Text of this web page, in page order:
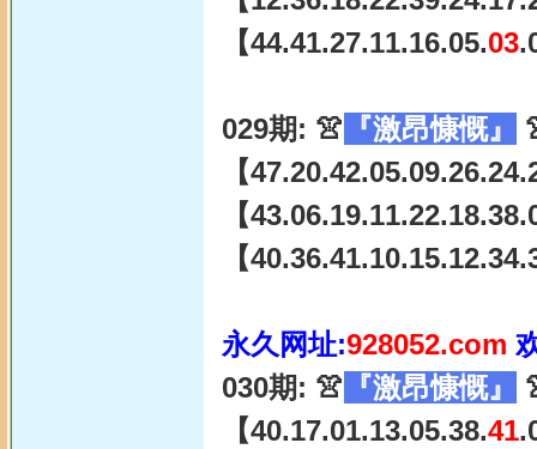
【44.41.27.11.16.05.03
029期: 👚 『激昂慷慨』
【
【
【
永久网址:928052.com
030期: 👚 『激昂慷慨』
【40.17.01.13.05.38.41